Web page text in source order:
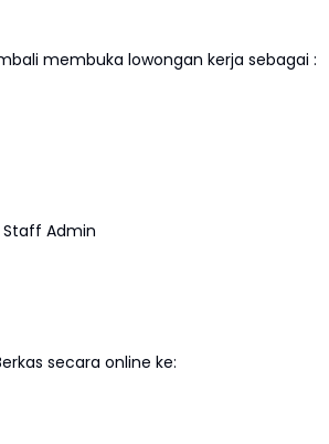
membuka lowongan kerja sebagai :
Admin
secara online ke: